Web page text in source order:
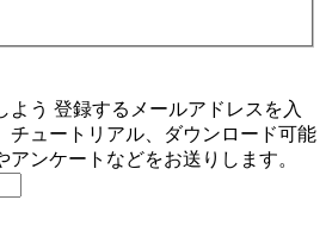
よう 登録するメールアドレスを入
チュートリアル、ダウンロード可能
ンケートなどをお送りします。